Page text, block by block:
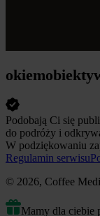
Podobają Ci się
do podróży i
W podziękowaniu
Regulamin serwisu
© 2026, Coffee
Mamy dla ciebie